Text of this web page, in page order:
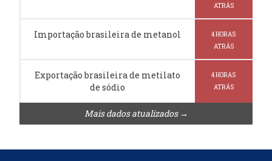
ATRÁS
Importação brasileira de metanol
4 HORAS
ATRÁS
Exportação brasileira de metilato
de sódio
4 HORAS
ATRÁS
Mais dados atualizados →